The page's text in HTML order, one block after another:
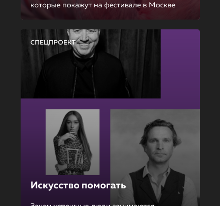
которые покажут на фестивале в Москве
СПЕЦПРОЕКТ
Искусство помогать